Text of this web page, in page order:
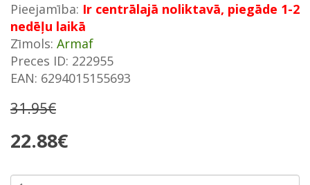
Pieejamība: Ir centrālajā noliktavā, piegāde 1-2
nedēļu laikā
Zīmols: Armaf
Preces ID: 222955
EAN: 6294015155693
31.95€
22.88€